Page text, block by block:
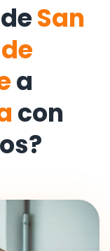
San
a
con